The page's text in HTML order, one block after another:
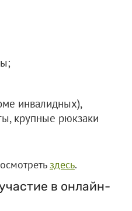
инвалидных),
крупные рюкзаки
здесь.
в онлайн-